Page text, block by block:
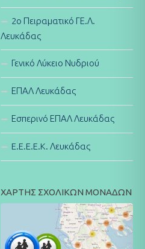
2ο Πειραματικό ΓΕ.Λ.
Λευκάδας
Γενικό Λύκειο Νυδριού
ΕΠΑΛ Λευκάδας
Εσπερινό ΕΠΑΛ Λευκάδας
E.E.E.E.K. Λευκάδας
ΧΑΡΤΗΣ ΣΧΟΛΙΚΩΝ ΜΟΝΑΔΩΝ